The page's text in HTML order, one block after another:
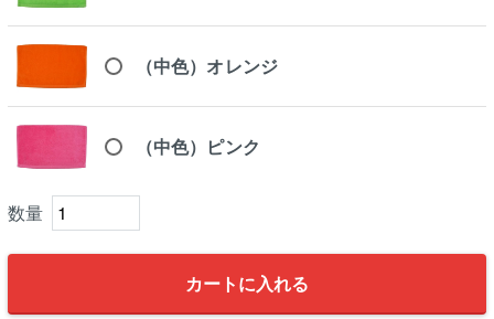
（中色）オレンジ
（中色）ピンク
カートに入れる